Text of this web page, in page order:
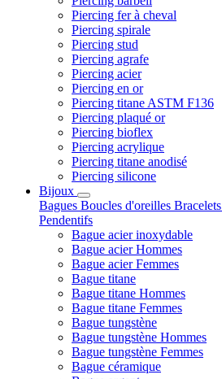
Piercing fer à cheval
Piercing spirale
Piercing stud
Piercing agrafe
Piercing acier
Piercing en or
Piercing titane ASTM F136
Piercing plaqué or
Piercing bioflex
Piercing acrylique
Piercing titane anodisé
Piercing silicone
Bijoux
Bagues Boucles d'oreilles Bracelets
Pendentifs
Bague acier inoxydable
Bague acier Hommes
Bague acier Femmes
Bague titane
Bague titane Hommes
Bague titane Femmes
Bague tungstène
Bague tungstène Hommes
Bague tungstène Femmes
Bague céramique